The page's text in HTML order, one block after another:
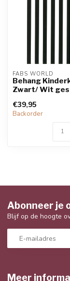
FABS WORLD
Behang
Zwart/ Wit
€39,95
Backorder
Meer
Abonneer je
Blijf op de hoogte